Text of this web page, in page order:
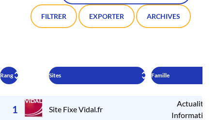
FILTRER EXPORTER ARCHIVES
Rang Sites Famille
1 Site Fixe Vidal.fr
Actualités /
Informations